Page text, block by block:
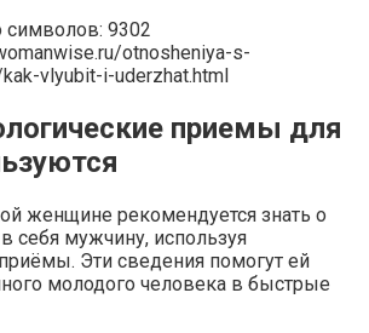
9302
otnosheniya-s-
vlyubit-i-uderzhat.html
приемы для
женщине рекомендуется знать о
себя мужчину, используя
Эти сведения помогут ей
молодого человека в быстрые